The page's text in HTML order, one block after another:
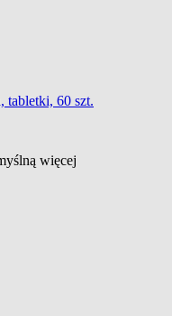
tabletki, 60 szt.
więcej